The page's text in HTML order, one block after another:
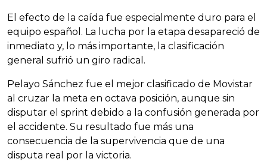
El efecto de la caída fue especialmente duro para el
equipo español. La lucha por la etapa desapareció de
inmediato y, lo más importante, la clasificación
general sufrió un giro radical.
Pelayo Sánchez fue el mejor clasificado de Movistar
al cruzar la meta en octava posición, aunque sin
disputar el sprint debido a la confusión generada por
el accidente. Su resultado fue más una
consecuencia de la supervivencia que de una
disputa real por la victoria.